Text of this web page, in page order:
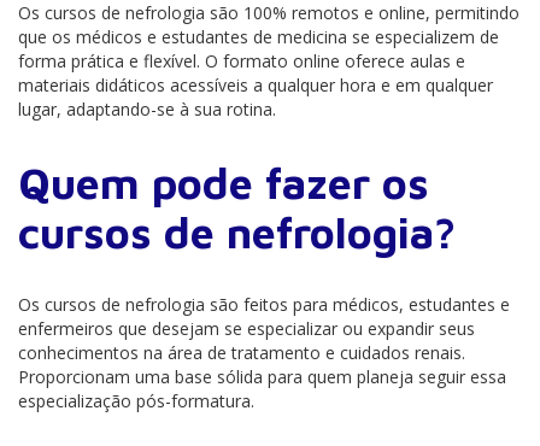
Os cursos de nefrologia são 100% remotos e online, permitindo
que os médicos e estudantes de medicina se especializem de
forma prática e flexível. O formato online oferece aulas e
materiais didáticos acessíveis a qualquer hora e em qualquer
lugar, adaptando-se à sua rotina.
Quem pode fazer os
cursos de nefrologia?
Os cursos de nefrologia são feitos para médicos, estudantes e
enfermeiros que desejam se especializar ou expandir seus
conhecimentos na área de tratamento e cuidados renais.
Proporcionam uma base sólida para quem planeja seguir essa
especialização pós-formatura.